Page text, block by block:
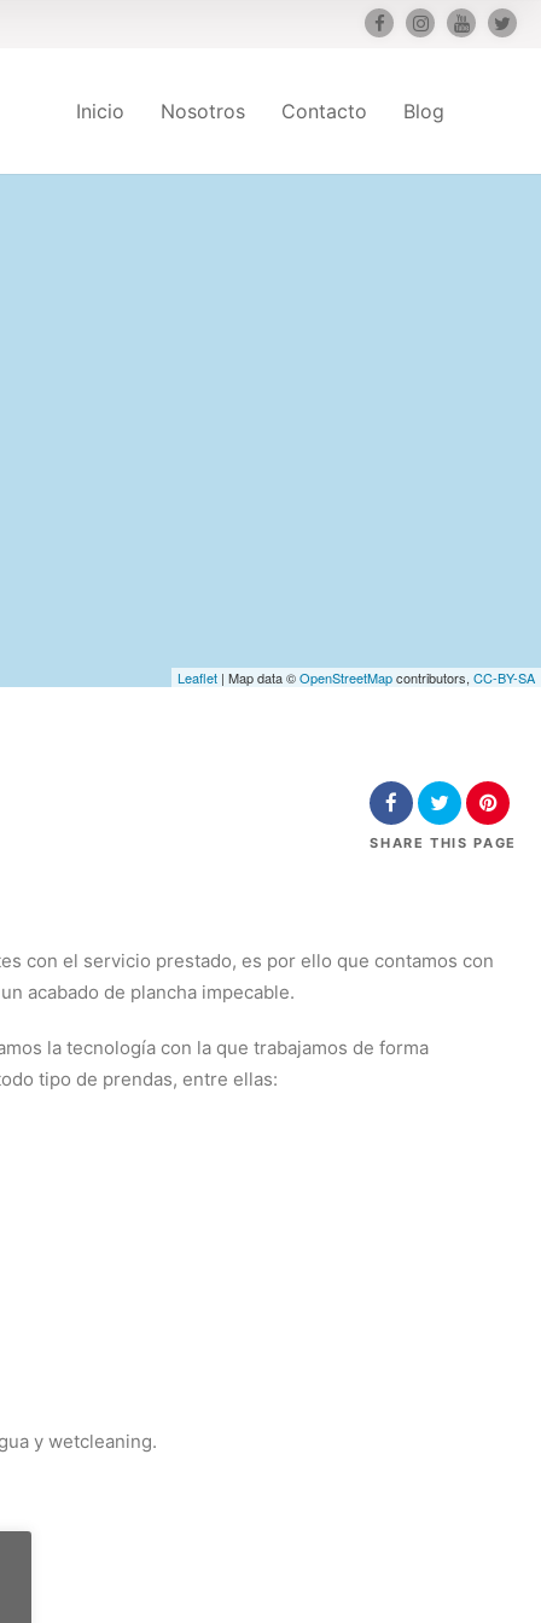
Inicio Nosotros Contacto Blog
Leaflet | Map data ©OpenStreetMapcontributors, CC-BY-SA
SHARE THIS PAGE
con el servicio prestado, es por ello que contamos con
acabado de plancha impecable.
la tecnología con la que trabajamos de forma
tipo de prendas, entre ellas:
y wetcleaning.